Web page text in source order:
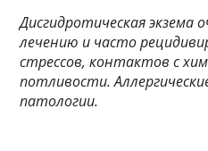
Дисгидротическая экзема
лечению и часто
стрессов, контактов с
потливости.
патологии.